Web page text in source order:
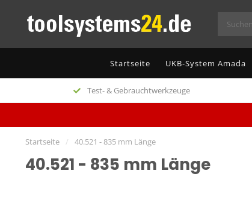
Startseite UKB-System Amada
Test- & Gebrauchtwerkzeuge
Startseite / 40.521 - 835 mm Länge
40.521 - 835 mm Länge